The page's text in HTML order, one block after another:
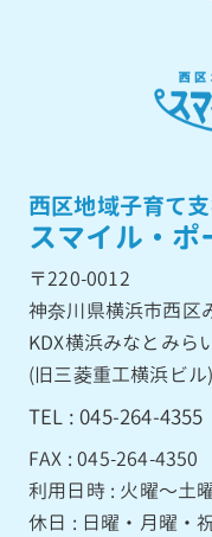
西区地域子育て
スマイル・ポ
〒220-0012
神奈川県横浜市西区
KDX横浜みなとみら
(旧三菱重工横浜ビル)
TEL : 045-264-4355
FAX : 045-264-4350
利用日時 : 火曜〜土
休日 : 日曜・月曜・